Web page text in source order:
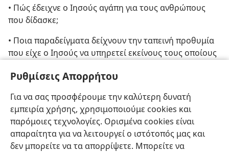
Ρυθμίσεις Απορρήτου
Για να σας προσφέρουμε την καλύτερη δυνατή
εμπειρία χρήσης, χρησιμοποιούμε cookies και
παρόμοιες τεχνολογίες. Ορισμένα cookies είναι
απαραίτητα για να λειτουργεί ο ιστότοπός μας και
δεν μπορείτε να τα απορρίψετε. Μπορείτε να
• Πώς έδειχνε ο Ιησούς αγάπη για τους ανθρώπους
που δίδασκε;
• Ποια παραδείγματα δείχνουν την ταπεινή προθυμία
που είχε ο Ιησούς να υπηρετεί εκείνους τους οποίους
[Εικόνα στη σελίδα 12]
Πώς έδειξε ο Ιησούς ότι αγαπούσε τις αρχές που
βρίσκονται στο Λόγο του Θεού;